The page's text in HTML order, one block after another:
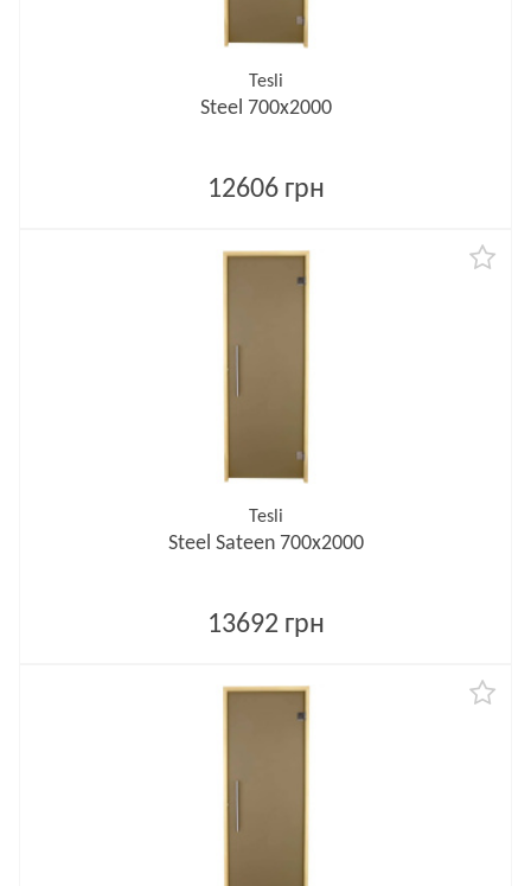
Tesli
Steel 700х2000
12606 грн
Tesli
Steel Sateen 700х2000
13692 грн